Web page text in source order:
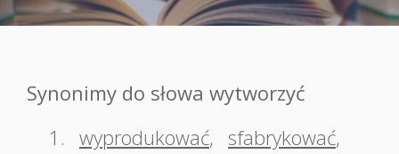
Synonimy do słowa wytworzyć
1. wyprodukować, sfabrykować,